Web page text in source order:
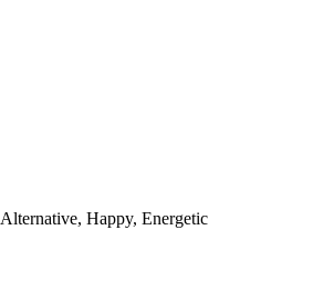
Alternative, Happy, Energetic